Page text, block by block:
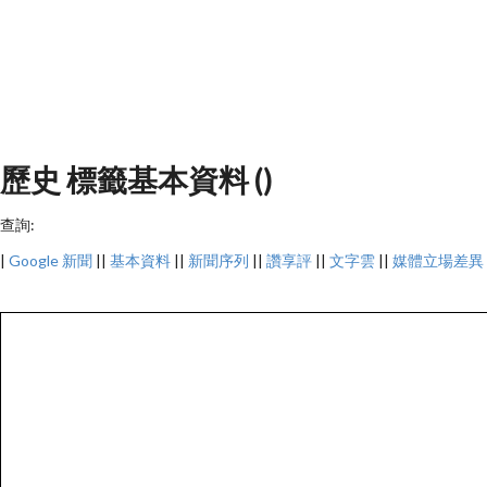
歷史 標籤基本資料 ()
查詢:
| Google 新聞 || 基本資料 || 新聞序列 || 讚享評 || 文字雲 || 媒體立場差異